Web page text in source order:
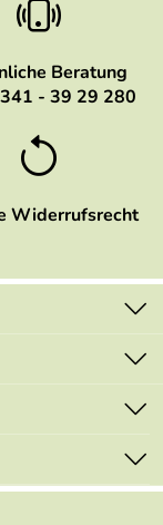
Beratung
- 39 29 280
Widerrufsrecht